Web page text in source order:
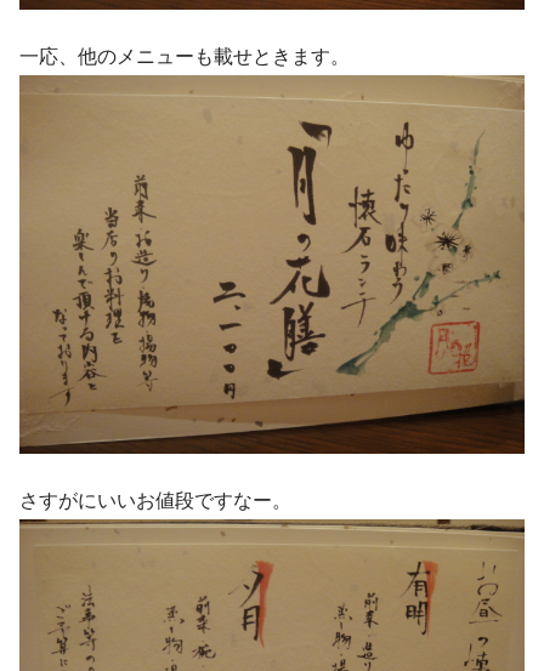
一応、他のメニューも載せときます。
さすがにいいお値段ですなー。